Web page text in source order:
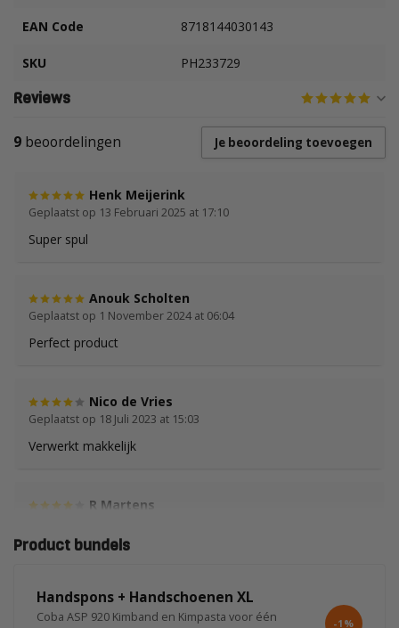
EAN Code 8718144030143
SKU PH233729
Reviews
9 beoordelingen Je beoordeling toevoegen
Henk Meijerink
Geplaatst op 13 Februari 2025 at 17:10
Super spul
Anouk Scholten
Geplaatst op 1 November 2024 at 06:04
Perfect product
Nico de Vries
Geplaatst op 18 Juli 2023 at 15:03
Verwerkt makkelijk
R Martens
werkt makkelijk en goed
Peter van het Ende
Product bundels
Handspons + Handschoenen XL
Coba ASP 920 Kimband en Kimpasta voor één
-1%